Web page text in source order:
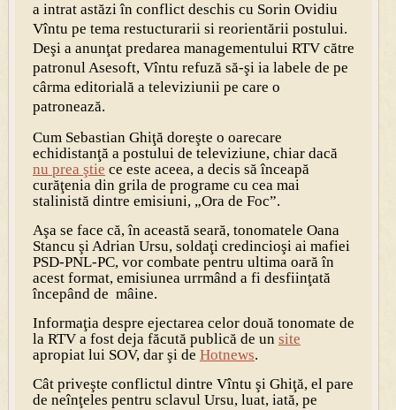
a intrat astăzi în conflict deschis cu Sorin Ovidiu
Vîntu pe tema restucturarii si reorientării postului.
Deşi a anunţat predarea managementului RTV către
patronul Asesoft, Vîntu refuză să-şi ia labele de pe
cârma editorială a televiziunii pe care o
patronează.
Cum Sebastian Ghiţă doreşte o oarecare
echidistanţă a postului de televiziune, chiar dacă
nu prea ştie ce este aceea, a decis să înceapă
curăţenia din grila de programe cu cea mai
stalinistă dintre emisiuni, „Ora de Foc”.
Aşa se face că, în această seară, tonomatele Oana
Stancu şi Adrian Ursu, soldaţi credincioşi ai mafiei
PSD-PNL-PC, vor combate pentru ultima oară în
acest format, emisiunea urrmând a fi desfiinţată
începând de mâine.
Informaţia despre ejectarea celor două tonomate de
la RTV a fost deja făcută publică de un site
apropiat lui SOV, dar şi de Hotnews.
Cât priveşte conflictul dintre Vîntu şi Ghiţă, el pare
de neînţeles pentru sclavul Ursu, luat, iată, pe